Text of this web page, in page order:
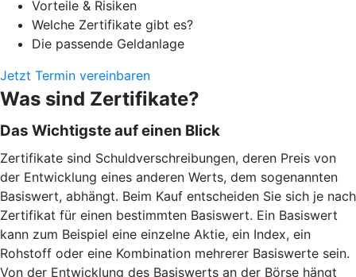
Vorteile & Risiken
Welche Zertifikate gibt es?
Die passende Geldanlage
Jetzt Termin vereinbaren
Was sind Zertifikate?
Das Wichtigste auf einen Blick
Zertifikate sind Schuldverschreibungen, deren Preis von
der Entwicklung eines anderen Werts, dem sogenannten
Basiswert, abhängt. Beim Kauf entscheiden Sie sich je nach
Zertifikat für einen bestimmten Basiswert. Ein Basiswert
kann zum Beispiel eine einzelne Aktie, ein Index, ein
Rohstoff oder eine Kombination mehrerer Basiswerte sein.
Von der Entwicklung des Basiswerts an der Börse hängt